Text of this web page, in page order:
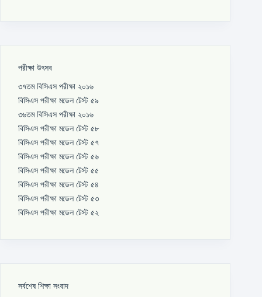
পরীক্ষা উৎসব
৩৭তম বিসিএস পরীক্ষা ২০১৬
বিসিএস পরীক্ষা মডেল টেস্ট ৫৯
৩৬তম বিসিএস পরীক্ষা ২০১৬
বিসিএস পরীক্ষা মডেল টেস্ট ৫৮
বিসিএস পরীক্ষা মডেল টেস্ট ৫৭
বিসিএস পরীক্ষা মডেল টেস্ট ৫৬
বিসিএস পরীক্ষা মডেল টেস্ট ৫৫
বিসিএস পরীক্ষা মডেল টেস্ট ৫৪
বিসিএস পরীক্ষা মডেল টেস্ট ৫৩
বিসিএস পরীক্ষা মডেল টেস্ট ৫২
সর্বশেষ শিক্ষা সংবাদ